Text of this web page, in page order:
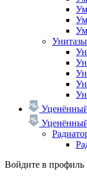
Войдите в профиль